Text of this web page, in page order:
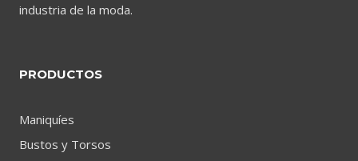
industria de la moda.
PRODUCTOS
Maniquíes
Bustos y Torsos